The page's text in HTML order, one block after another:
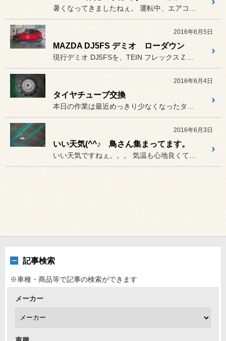
2016年6月5日
MAZDA DJ5FS デミオ ローダウン
2016年6月4日
タイヤチューブ交換
2016年6月3日
いい天気(^^♪ 鳥さん集まってます。
記事検索
※車種・商品等で記事の検索ができます
メーカー